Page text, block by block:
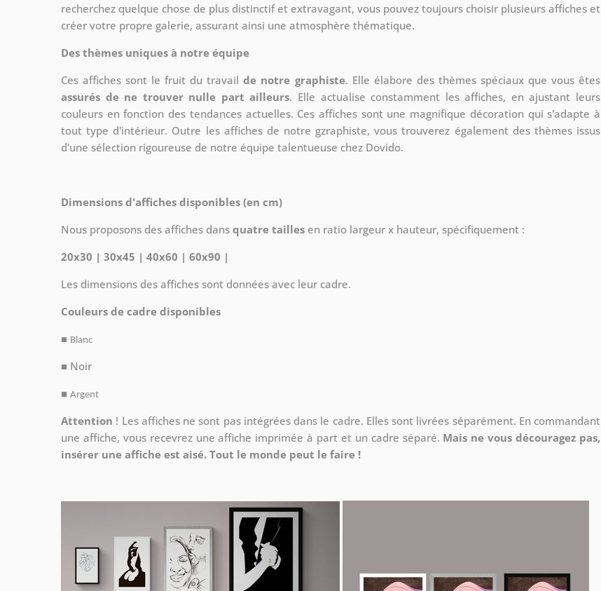
recherchez quelque chose de plus distinctif et extravagant, vous pouvez toujours choisir plusieurs affiches et
créer votre propre galerie, assurant ainsi une atmosphère thématique.
Des thèmes uniques à notre équipe
Ces affiches sont le fruit du travail de notre graphiste. Elle élabore des thèmes spéciaux que vous êtes
assurés de ne trouver nulle part ailleurs. Elle actualise constamment les affiches, en ajustant leurs
couleurs en fonction des tendances actuelles. Ces affiches sont une magnifique décoration qui s'adapte à
tout type d'intérieur. Outre les affiches de notre gzraphiste, vous trouverez également des thèmes issus
d'une sélection rigoureuse de notre équipe talentueuse chez Dovido.
Dimensions d'affiches disponibles (en cm)
Nous proposons des affiches dans quatre tailles en ratio largeur x hauteur, spécifiquement :
20x30 | 30x45 | 40x60 | 60x90 |
Les dimensions des affiches sont données avec leur cadre.
Couleurs de cadre disponibles
■ Blanc
■ Noir
■ Argent
Attention ! Les affiches ne sont pas intégrées dans le cadre. Elles sont livrées séparément. En commandant
une affiche, vous recevrez une affiche imprimée à part et un cadre séparé. Mais ne vous découragez pas,
insérer une affiche est aisé. Tout le monde peut le faire !